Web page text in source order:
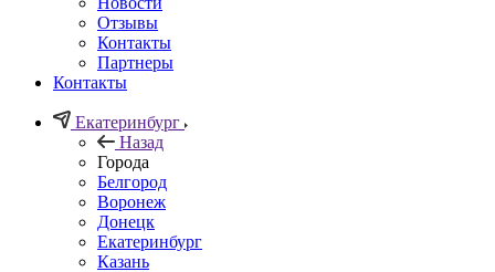
Отзывы
Контакты
Партнеры
Контакты
Екатеринбург
Назад
Города
Белгород
Воронеж
Донецк
Екатеринбург
Казань